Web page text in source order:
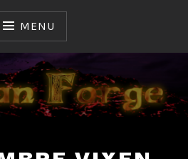
MENU
font l'Histoire du Hard & Heavy
Français